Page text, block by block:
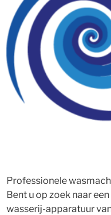
Professionele
Bent u op zoek naar
wasserij-apparatuur